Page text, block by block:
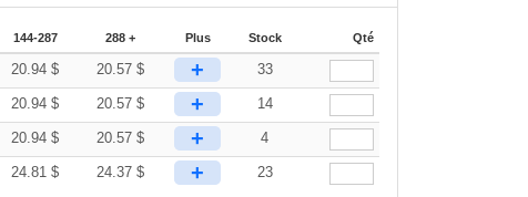
144-287 288 + Plus Stock Qté
20.94$ 20.57$ + 33
20.94$ 20.57$ + 14
20.94$ 20.57$ + 4
24.81$ 24.37$ + 23